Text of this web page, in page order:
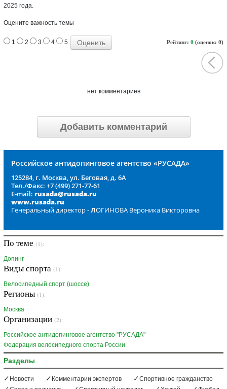
2025 года.
Оцените важность темы
Рейтинг: 0 (оценок: 0)
1 2 3 4 5
нет комментариев
Добавить комментарий
Российское антидопинговое агентство «РУСАДА»
125284, г. Москва, ул. Беговая, д. 6А
Тел./Факс: +7 (499) 271-77-61
E-mail: rusada@rusada.ru
www.rusada.ru
Генеральный директор -ЛОГИНОВА Вероника Викторовна
По теме (1):
Допинг
Виды спорта (1):
Велосипедный спорт (шоссе)
Регионы (1):
Москва
Организации (2):
Российское антидопинговое агентство "РУСАДА"
Федерация велосипедного спорта России
Разделы
Новости Комментарии экспертов
Спортивное гражданство